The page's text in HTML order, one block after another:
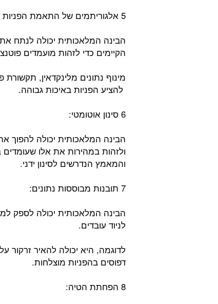
5 אלגוריתמים של התאמת הפניות לתפקידים חדשים:
הבינה המלאכותית יכולה לנתח
הקיימים כדי לזהות מועמדים
מינוף נתונים מלינקדאין,
להציע הפניות באיכות גבוהה.
6 סינון אוטומטי:
הבינה המלאכותית יכולה להפוך
ולזהות במהירות את אלו
והמאמץ הנדרשים לסינון ידני.
7 תובנות מבוססות נתונים:
הבינה המלאכותית יכולה לספק
לניוד עובדים.
לדוגמה, היא יכולה להאיר זרקור
דפוסים בהפניות מוצלחות.
8 הפחתת הטיה: